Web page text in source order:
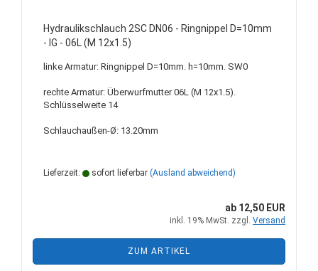
Hydraulikschlauch 2SC DN06 - Ringnippel D=10mm
- IG - 06L (M 12x1.5)
linke Armatur: Ringnippel D=10mm. h=10mm. SW0
rechte Armatur: Überwurfmutter 06L (M 12x1.5).
Schlüsselweite 14
Schlauchaußen-Ø: 13.20mm
Lieferzeit: sofort lieferbar (Ausland abweichend)
ab 12,50 EUR
inkl. 19% MwSt. zzgl. Versand
ZUM ARTIKEL